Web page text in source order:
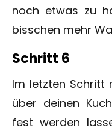
noch etwas zu
bisschen mehr
Schritt 6
Im letzten Schritt
über deinen
fest werden